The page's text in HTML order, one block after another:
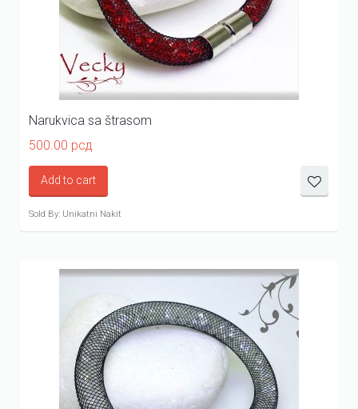
Narukvica sa štrasom
500.00 рсд
Add to cart
Sold By: Unikatni Nakit